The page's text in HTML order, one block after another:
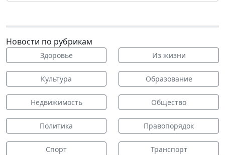
Новости по рубрикам
Здоровье Из жизни
Культура Образование
Недвижимость Общество
Политика Правопорядок
Спорт Транспорт